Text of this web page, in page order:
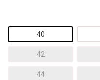
40
42
44